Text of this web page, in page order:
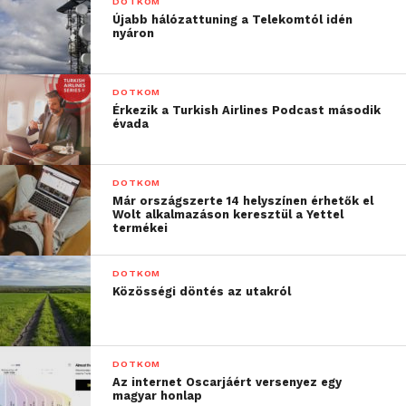
magyar számítástechnika-történeti kiállításokat
szervezett (1988-90 Nyíregyháza, 1992-97 Budapest,
1996 Budapest, 1996 Veszprém, 1997 Graz, 1997
Szeged, 1998 Budapest). 1988-1990 között a
neustadtiHofbauer GesMbH külkapcsolatokért
felelős menedzsere.
Újabb hálózattuning a Telekomtól idén
nyáron
DOTKOM
Érkezik a Turkish Airlines Podcast második
évada
DOTKOM
Már országszerte 14 helyszínen érhetők el
Wolt alkalmazáson keresztül a Yettel
termékei
DOTKOM
Közösségi döntés az utakról
DOTKOM
Az internet Oscarjáért versenyez egy
magyar honlap